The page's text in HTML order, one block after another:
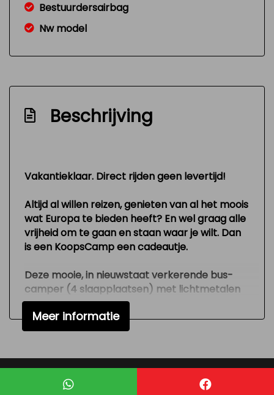
Bestuurdersairbag
Nw model
Beschrijving
Vakantieklaar. Direct rijden geen levertijd!
Altijd al willen reizen, genieten van al het moois
wat Europa te bieden heeft? En wel graag alle
vrijheid om te gaan en staan waar je wilt. Dan
is een KoopsCamp een cadeautje.
Deze mooie, in nieuwstaat verkerende bus-
camper (4 slaapplaatsen) met lichtmetalen
velgen is gemaakt in een korte versie,
bouwjaar 2017 met slechts 106.543 kilometer
op de teller. Voorzien van vele luxe zoals airco,
achterdeuren, centrale deur vergrendeling
De buscamper heeft een euro 6 diesel motor
Meer informatie
Mogelijk gemaakt door